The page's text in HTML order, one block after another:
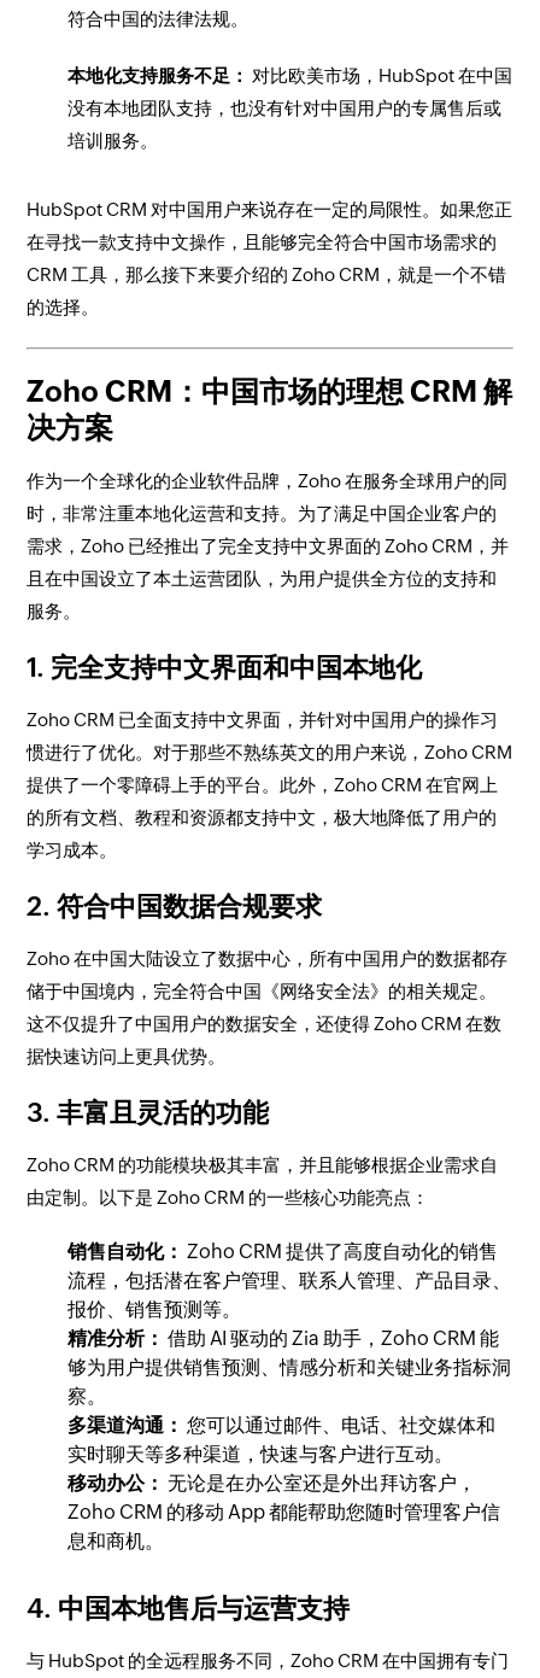
符合中国的法律法规。
本地化支持服务不足： 对比欧美市场，HubSpot 在中国
没有本地团队支持，也没有针对中国用户的专属售后或
培训服务。
HubSpot CRM 对中国用户来说存在一定的局限性。如果您正
在寻找一款支持中文操作，且能够完全符合中国市场需求的
CRM 工具，那么接下来要介绍的 Zoho CRM，就是一个不错
的选择。
Zoho CRM：中国市场的理想 CRM 解
决方案
作为一个全球化的企业软件品牌，Zoho 在服务全球用户的同
时，非常注重本地化运营和支持。为了满足中国企业客户的
需求，Zoho 已经推出了完全支持中文界面的 Zoho CRM，并
且在中国设立了本土运营团队，为用户提供全方位的支持和
服务。
1. 完全支持中文界面和中国本地化
Zoho CRM 已全面支持中文界面，并针对中国用户的操作习
惯进行了优化。对于那些不熟练英文的用户来说，Zoho CRM
提供了一个零障碍上手的平台。此外，Zoho CRM 在官网上
的所有文档、教程和资源都支持中文，极大地降低了用户的
学习成本。
2. 符合中国数据合规要求
Zoho 在中国大陆设立了数据中心，所有中国用户的数据都存
储于中国境内，完全符合中国《网络安全法》的相关规定。
这不仅提升了中国用户的数据安全，还使得 Zoho CRM 在数
据快速访问上更具优势。
3. 丰富且灵活的功能
Zoho CRM 的功能模块极其丰富，并且能够根据企业需求自
由定制。以下是 Zoho CRM 的一些核心功能亮点：
销售自动化： Zoho CRM 提供了高度自动化的销售
流程，包括潜在客户管理、联系人管理、产品目录、
报价、销售预测等。
精准分析： 借助 AI 驱动的 Zia 助手，Zoho CRM 能
够为用户提供销售预测、情感分析和关键业务指标洞
察。
多渠道沟通： 您可以通过邮件、电话、社交媒体和
实时聊天等多种渠道，快速与客户进行互动。
移动办公： 无论是在办公室还是外出拜访客户，
Zoho CRM 的移动 App 都能帮助您随时管理客户信
息和商机。
4. 中国本地售后与运营支持
与 HubSpot 的全远程服务不同，Zoho CRM 在中国拥有专门